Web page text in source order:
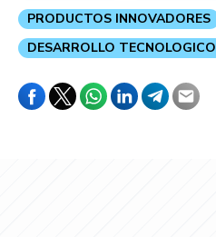
PRODUCTOS INNOVADORES
DESARROLLO TECNOLOGICO